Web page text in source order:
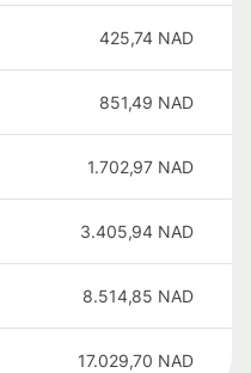
425,74 NAD
851,49 NAD
1.702,97 NAD
3.405,94 NAD
8.514,85 NAD
17.029,70 NAD